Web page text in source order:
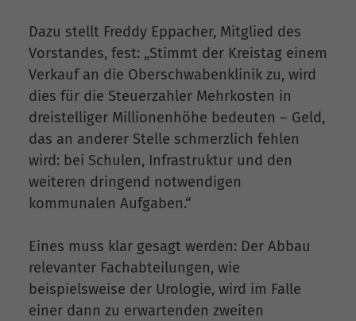
Dazu stellt Freddy Eppacher, Mitglied des
Vorstandes, fest: „Stimmt der Kreistag einem
Verkauf an die Oberschwabenklinik zu, wird
dies für die Steuerzahler Mehrkosten in
dreistelliger Millionenhöhe bedeuten – Geld,
das an anderer Stelle schmerzlich fehlen
wird: bei Schulen, Infrastruktur und den
weiteren dringend notwendigen
kommunalen Aufgaben.“
Eines muss klar gesagt werden: Der Abbau
relevanter Fachabteilungen, wie
beispielsweise der Urologie, wird im Falle
einer dann zu erwartenden zweiten